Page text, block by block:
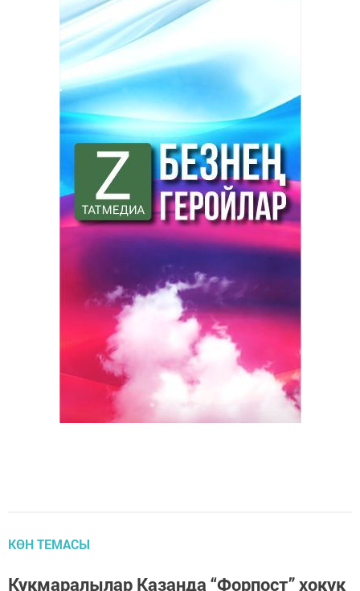
КӨН ТЕМАСЫ
Кукмаралылар Казанда “Форпост” хокук